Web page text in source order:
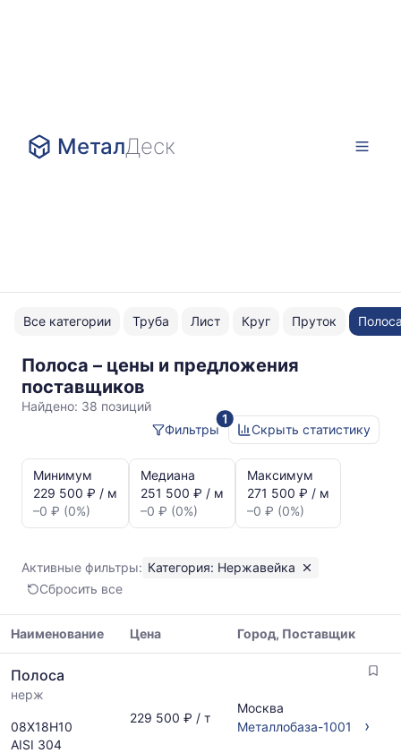
МеталДеск
Все категории Труба Лист Круг Пруток
Полоса – цены и предложения
поставщиков
Найдено: 38 позиций
1
Фильтры
Скрыть статистику
динамика
цен:
Полоса
минимальная,
медианная
максимальная
цена
прайс-
листов
поставщиков
за
Минимум
229 500 ₽ / м
–0 ₽ (0%)
Медиана
251 500 ₽ / м
–0 ₽ (0%)
Максимум
271 500 ₽ / м
–0 ₽ (0%)
Активные фильтры: Категория: Нержавейка
Сбросить все
цен
на
Наименование Цена Город, Поставщик
Полоса
нерж
08Х18Н10
AISI 304
229 500 ₽ / т
Москва
Металлобаза-1001
›